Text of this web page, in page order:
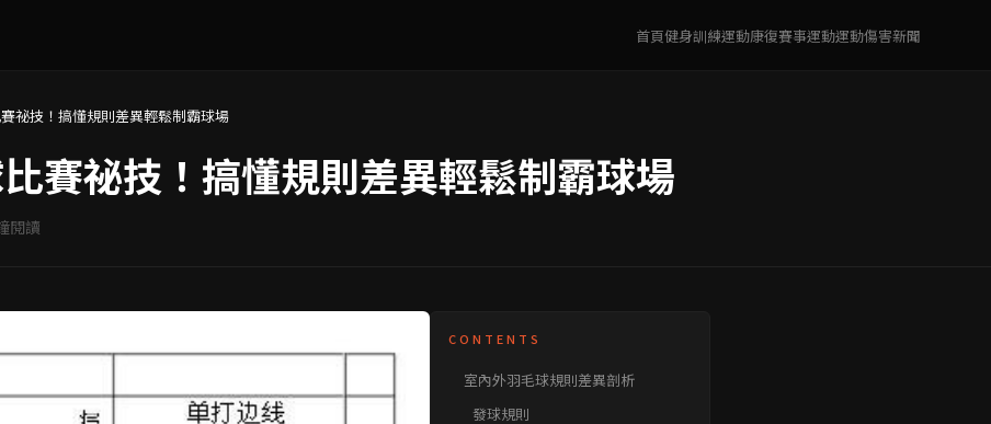
首頁健身訓練運動康復賽事運動運動傷害新聞
祕技！搞懂規則差異輕鬆制霸球場
賽祕技！搞懂規則差異輕鬆制霸球場
閱讀
CONTENTS
室內外羽毛球規則差異剖析
發球規則